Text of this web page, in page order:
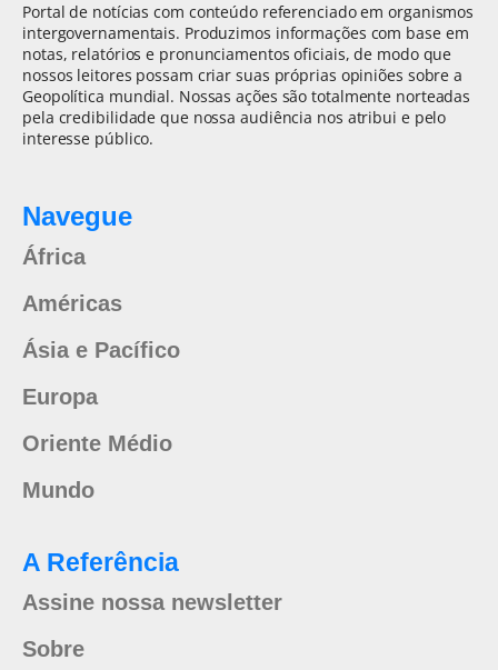
Portal de notícias com conteúdo referenciado em organismos
intergovernamentais. Produzimos informações com base em
notas, relatórios e pronunciamentos oficiais, de modo que
nossos leitores possam criar suas próprias opiniões sobre a
Geopolítica mundial. Nossas ações são totalmente norteadas
pela credibilidade que nossa audiência nos atribui e pelo
interesse público.
Navegue
África
Américas
Ásia e Pacífico
Europa
Oriente Médio
Mundo
A Referência
Assine nossa newsletter
Sobre